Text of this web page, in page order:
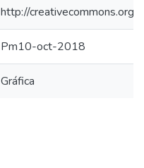
http://creativecommons.org/
Pm10-oct-2018
Gráfica